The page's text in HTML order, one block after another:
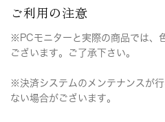
ご利用の注意
※PCモニターと実際の商品では、
ございます。ご了承下さい。
※決済システムのメンテナンスが
ない場合がございます。